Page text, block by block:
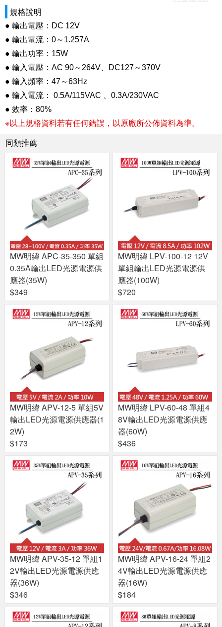
規格說明
● 輸出電壓：DC 12V
● 輸出電流：0～1.257A
● 輸出功率：15W
● 輸入電壓：AC 90～264V、DC127～370V
● 輸入頻率：47～63Hz
● 輸入電流： 0.5A/115VAC 、0.3A/230VAC
● 效率：80%
※以上規格資料若有任何錯誤，以原廠所公佈資料為準。
同類推薦
MW明緯 APC-35-350 單組
0.35A輸出LED光源電源供
應器(35W)
$349
MW明緯 LPV-100-12 12V
單組輸出LED光源電源供
應器(100W)
$720
MW明緯 APV-12-5 單組5V
輸出LED光源電源供應器(1
2W)
$173
MW明緯 LPV-60-48 單組4
8V輸出LED光源電源供應
器(60W)
$436
MW明緯 APV-35-12 單組1
2V輸出LED光源電源供應
器(36W)
$346
MW明緯 APV-16-24 單組2
4V輸出LED光源電源供應
器(16W)
$184